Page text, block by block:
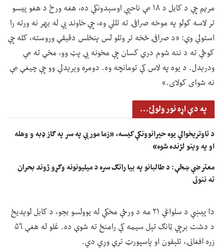
مریم چې د کابل د ۱۸ مې ناحیې اوسېدونکې ده، هغه ورځ د هغو پیسو
تر لاسه کولو په موخه صرافۍ ته تللې وه، چې خاوند یې له بهر نه ورته را
استولې وې: «د صرافۍ څخه تر وتلو لس پنځلس دقیقې وروسته، کله چې
کوڅې ته د ننه شوم درې کسان چې مخونه یې پټ وو، مخې ته مې
ودرېدل. د یوه په لاس کې تومانچه وه. دومره وېرېدلې وو چې چیغې مې
نه شوای کولای.»
په دې اړه نور ولولئ...
د تاوتریخوالي یوه حیرانوونکې کیسه، «زما مور یې په سر په ګاز ډبه و وهله
او په وینو لژنده شوه»
معترضې ښځې: د طالبانو په بیا راتګ سره د میلیونونه وګړو ژوند بحران
ته ننوتی
دا پېښې د سلواغې ۲۱ مه د ورځې مخکې له یوولسو بجو، د کابل لوېدیځ
د دشت برچي ټانګ تېل سیمه کې رامنځ ته شوې ده. غلو له هغې ۵۶
زره افغانۍ، تلېفون او پاسپورټ ترې وړي دي.